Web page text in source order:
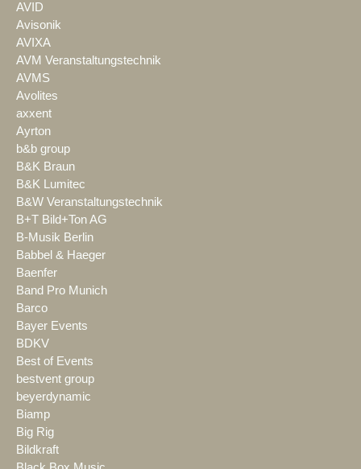
AVID
Avisonik
AVIXA
AVM Veranstaltungstechnik
AVMS
Avolites
axxent
Ayrton
b&b group
B&K Braun
B&K Lumitec
B&W Veranstaltungstechnik
B+T Bild+Ton AG
B-Musik Berlin
Babbel & Haeger
Baenfer
Band Pro Munich
Barco
Bayer Events
BDKV
Best of Events
bestvent group
beyerdynamic
Biamp
Big Rig
Bildkraft